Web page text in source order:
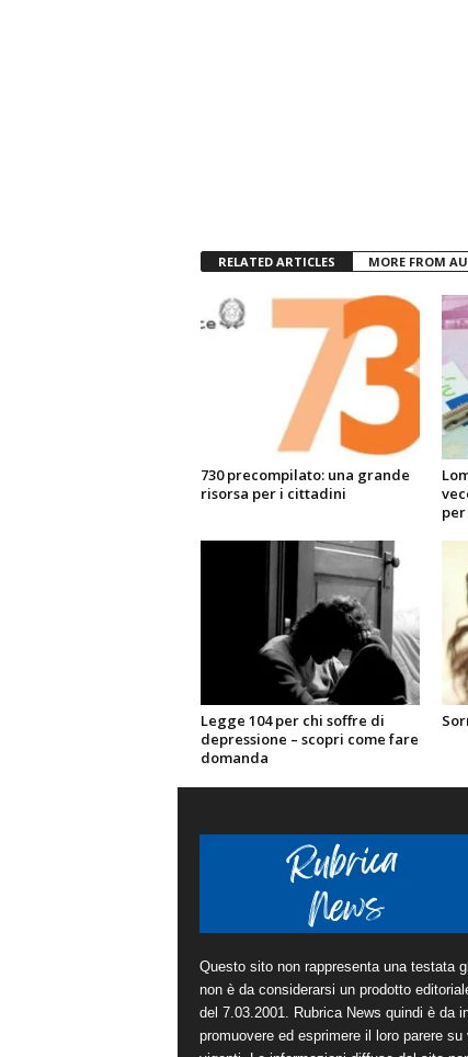
RELATED ARTICLES MORE FROM
730 precompilato: una grande
risorsa per i cittadini
Legge 104 per chi soffre di
depressione – scopri come fare
domanda
Questo sito non rappresenta una testata
non è da considerarsi un prodotto
del 7.03.2001. Rubrica News quindi è da
promuovere ed esprimere il loro parere